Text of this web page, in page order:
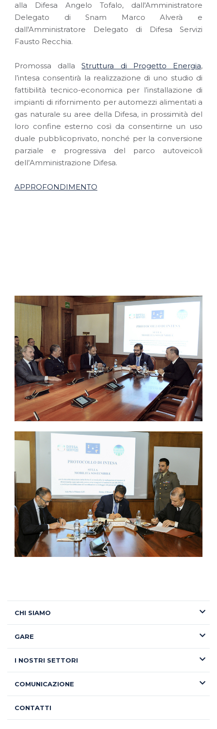
alla Difesa Angelo Tofalo, dall'Amministratore
Delegato di Snam Marco Alverà e
dall'Amministratore Delegato di Difesa Servizi
Fausto Recchia.
Promossa dallaStruttura di Progetto Energia,
l’intesa consentirà la realizzazione di uno studio di
fattibilità tecnico-economica per l’installazione di
impianti di rifornimento per automezzi alimentati a
gas naturale su aree della Difesa, in prossimità del
loro confine esterno così da consentirne un uso
duale pubblicoprivato, nonché per la conversione
parziale e progressiva del parco autoveicoli
dell’Amministrazione Difesa.
APPROFONDIMENTO
CHI SIAMO
GARE
I NOSTRI SETTORI
COMUNICAZIONE
CONTATTI